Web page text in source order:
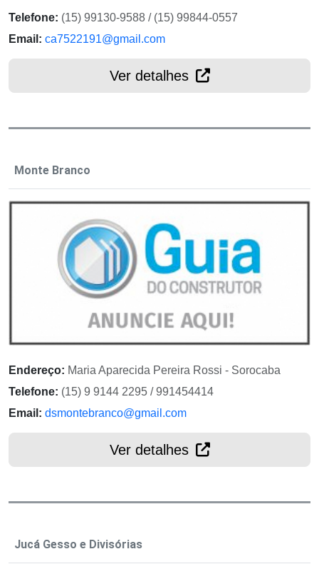
Telefone: (15) 99130-9588 / (15) 99844-0557
Email: ca7522191@gmail.com
Ver detalhes
Monte Branco
Endereço: Maria Aparecida Pereira Rossi - Sorocaba
Telefone: (15) 9 9144 2295 / 991454414
Email: dsmontebranco@gmail.com
Ver detalhes
Jucá Gesso e Divisórias